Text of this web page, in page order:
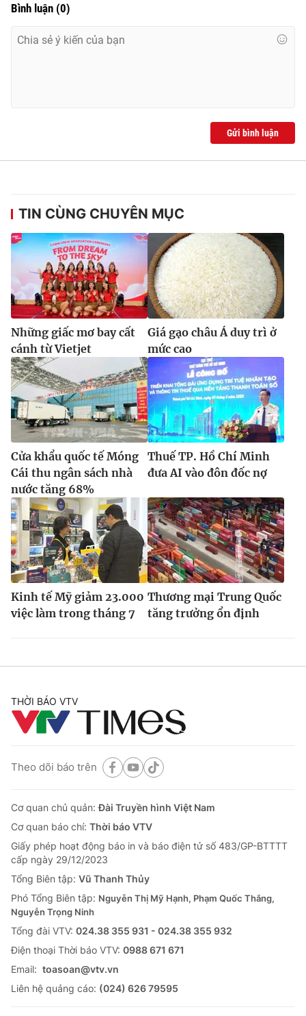
thuận bằng văn bản. Ghi rõ nguồn VTV.vn khi phát hành lại
Bình luận (0)
Gửi bình luận
TIN CÙNG CHUYÊN MỤC
Những giấc mơ bay cất
cánh từ Vietjet
Giá gạo châu Á duy trì ở
mức cao
Cửa khẩu quốc tế Móng
Cái thu ngân sách nhà
nước tăng 68%
Thuế TP. Hồ Chí Minh
đưa AI vào đôn đốc nợ
Kinh tế Mỹ giảm 23.000
việc làm trong tháng 7
Thương mại Trung Quốc
tăng trưởng ổn định
THỜI BÁO VTV
Theo dõi báo trên
Cơ quan chủ quản:Đài Truyền hình Việt Nam
Cơ quan báo chí: Thời báo VTV
Giấy phép hoạt động báo in và báo điện tử số 483/GP-BTTTT
cấp ngày 29/12/2023
Tổng Biên tập: Vũ Thanh Thủy
Phó Tổng Biên tập: Nguyễn Thị Mỹ Hạnh, Phạm Quốc Thắng,
Nguyễn Trọng Ninh
Tổng đài VTV: 024.38 355 931 - 024.38 355 932
Ðiện thoại Thời báo VTV: 0988 671 671
Email: toasoan@vtv.vn
Liên hệ quảng cáo: (024) 626 79595